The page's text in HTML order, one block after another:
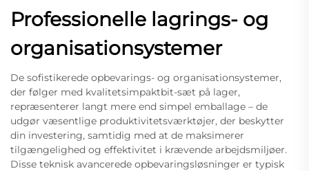
Professionelle lagrings- og
organisationsystemer
De sofistikerede opbevarings- og organisationsystemer,
der følger med kvalitetsimpaktbit-sæt på lager,
repræsenterer langt mere end simpel emballage – de
udgør væsentlige produktivitetsværktøjer, der beskytter
din investering, samtidig med at de maksimerer
tilgængelighed og effektivitet i krævende arbejdsmiljøer.
Disse teknisk avancerede opbevaringsløsninger er typisk